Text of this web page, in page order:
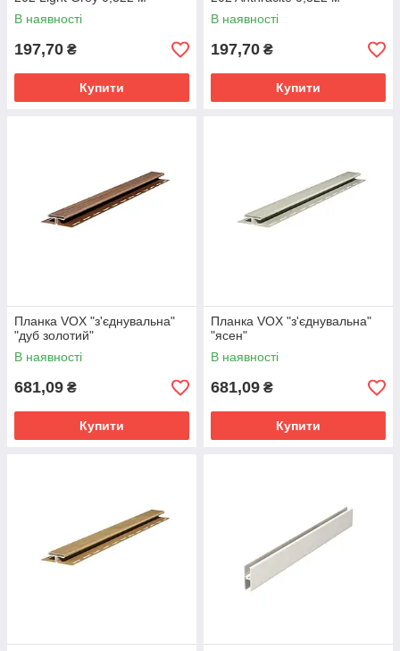
В наявності
197,70 ₴
Купити
В наявності
197,70 ₴
Купити
Планка VOX "з'єднувальна"
"дуб золотий"
В наявності
681,09 ₴
Купити
Планка VOX "з'єднувальна"
"ясен"
В наявності
681,09 ₴
Купити